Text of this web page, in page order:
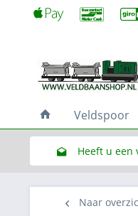
Veldspoor
Heeft u een
Naar